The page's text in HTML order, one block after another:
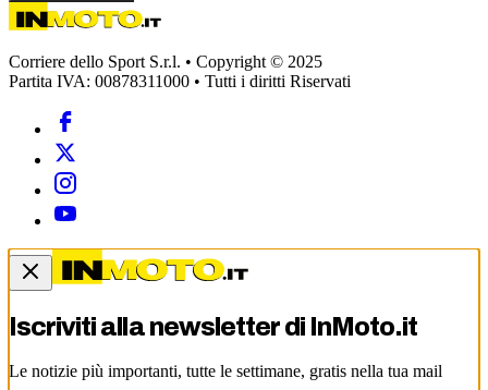
Corriere dello Sport S.r.l. • Copyright © 2025
Partita IVA: 00878311000 • Tutti i diritti Riservati
Iscriviti alla newsletter di InMoto.it
Le notizie più importanti, tutte le settimane, gratis nella tua mail